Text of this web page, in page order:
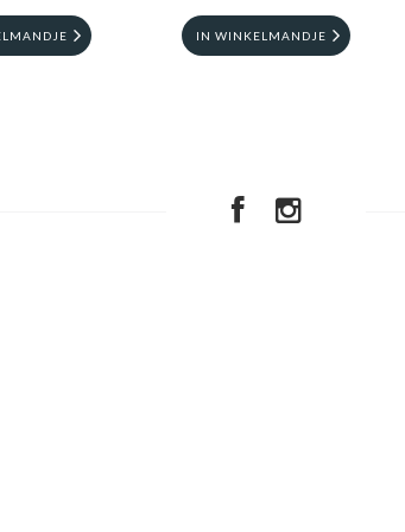
IN WINKELMANDJE